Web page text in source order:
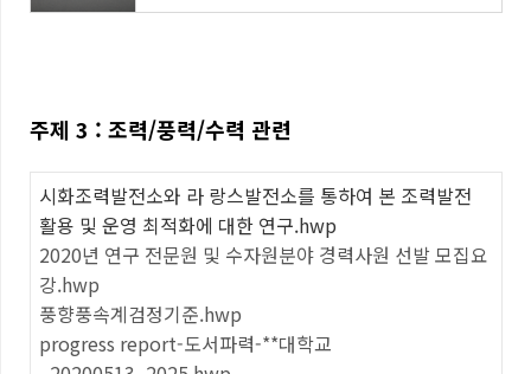
주제 3 : 조력/풍력/수력 관련
시화조력발전소와 라 랑스발전소를 통하여 본 조력발전
활용 및 운영 최적화에 대한 연구.hwp
2020년 연구 전문원 및 수자원분야 경력사원 선발 모집요
강.hwp
풍향풍속계검정기준.hwp
progress report-도서파력-**대학교